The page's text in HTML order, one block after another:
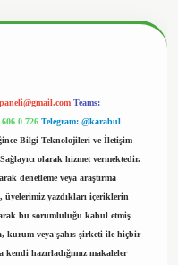
Teams:
0 726 Telegram: @karabul
Bilgi Teknolojileri ve İletişim
olarak hizmet vermektedir.
denetleme veya araştırma
yazdıkları içeriklerin
bu sorumluluğu kabul etmiş
kurum veya şahıs şirketi ile hiçbir
kendi hazırladığımız makaleler